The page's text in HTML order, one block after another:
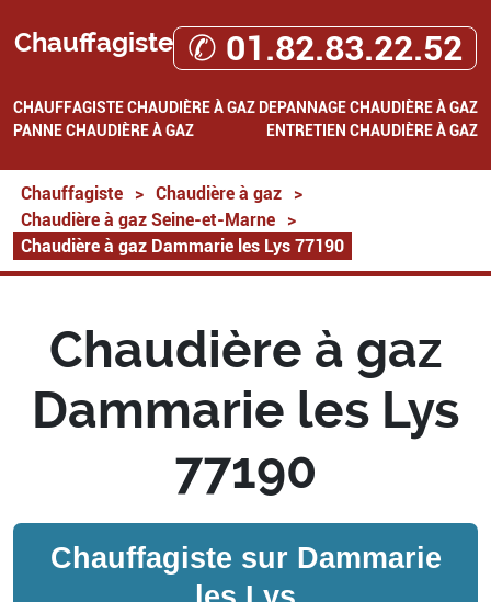
Chauffagiste ✆ 01.82.83.22.52
CHAUFFAGISTECHAUDIÈRE À GAZ DEPANNAGE CHAUDIÈRE À GAZ
PANNE CHAUDIÈRE À GAZ
ENTRETIEN CHAUDIÈRE À GAZ
Chauffagiste > Chaudière à gaz
>
Chaudière à gaz Seine-et-Marne
>
Chaudière à gaz Dammarie les Lys 77190
Chaudière à gaz
Dammarie les Lys
77190
Chauffagiste sur Dammarie